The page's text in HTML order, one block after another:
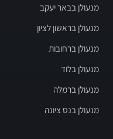
מנעולן בבאר יעקב
מנעולן בראשון לציון
מנעולן ברחובות
מנעולן בלוד
מנעולן ברמלה
מנעולן בנס ציונה